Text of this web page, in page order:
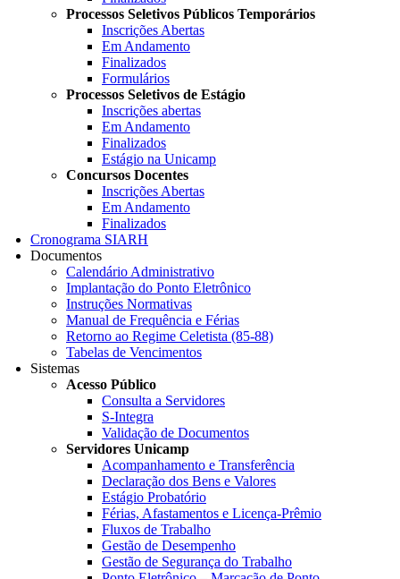
Processos Seletivos Públicos Temporários
Inscrições Abertas
Em Andamento
Finalizados
Formulários
Processos Seletivos de Estágio
Inscrições abertas
Em Andamento
Finalizados
Estágio na Unicamp
Concursos Docentes
Inscrições Abertas
Em Andamento
Finalizados
Cronograma SIARH
Documentos
Calendário Administrativo
Implantação do Ponto Eletrônico
Instruções Normativas
Manual de Frequência e Férias
Retorno ao Regime Celetista (85-88)
Tabelas de Vencimentos
Sistemas
Acesso Público
Consulta a Servidores
S-Integra
Validação de Documentos
Servidores Unicamp
Acompanhamento e Transferência
Declaração dos Bens e Valores
Estágio Probatório
Férias, Afastamentos e Licença-Prêmio
Fluxos de Trabalho
Gestão de Desempenho
Gestão de Segurança do Trabalho